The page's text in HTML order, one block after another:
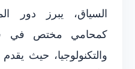
السياق، يبرز دور
كمحامي مختص في
والتكنولوجيا، حيث